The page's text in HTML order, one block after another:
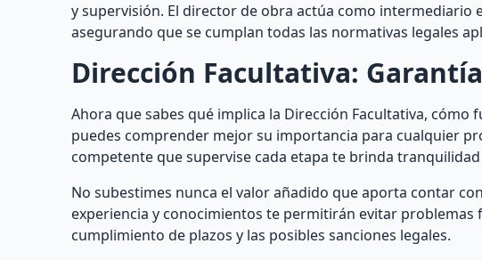
y supervisión. El director de obra actúa como
asegurando que se cumplan todas las normativas legales
Dirección Facultativa:
Ahora que sabes qué implica la Dirección Facultativa,
puedes comprender mejor su importancia para cualquier
competente que supervise cada etapa te brinda
No subestimes nunca el valor añadido que aporta contar
experiencia y conocimientos te permitirán evitar
cumplimiento de plazos y las posibles sanciones legales.